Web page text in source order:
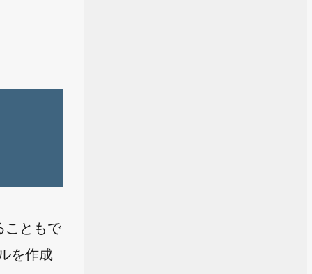
こともで
を作成